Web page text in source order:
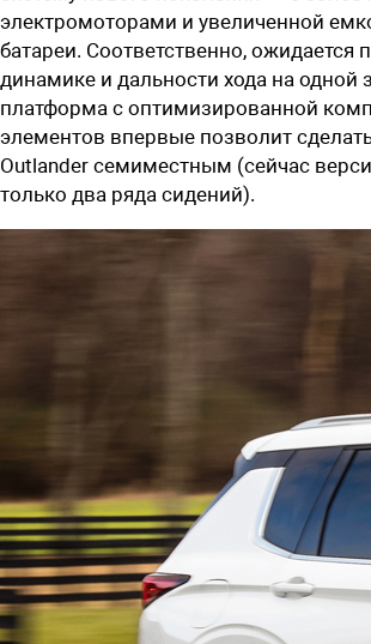
электромоторами и увеличенной
батареи. Соответственно, ожидается
динамике и дальности хода на одной
платформа с оптимизированной
элементов впервые позволит
Outlander семиместным (сейчас
только два ряда сидений).